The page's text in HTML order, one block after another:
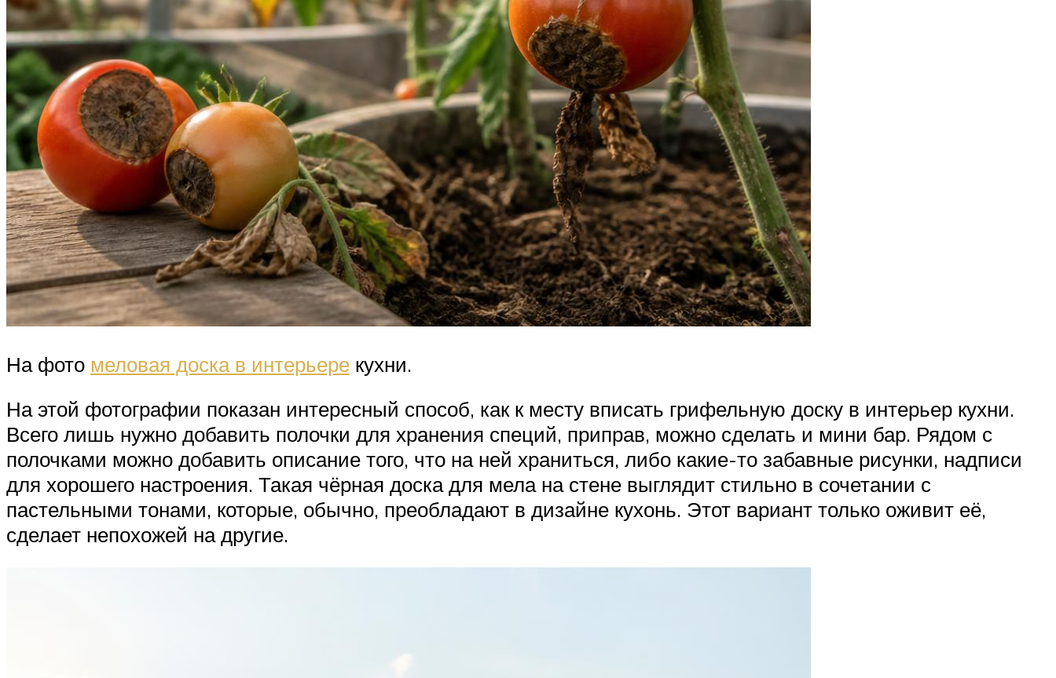
На фото меловая доска в интерьере кухни.
На этой фотографии показан интересный способ, как к месту вписать грифельную доску в интерьер кухни.
Всего лишь нужно добавить полочки для хранения специй, приправ, можно сделать и мини бар. Рядом с
полочками можно добавить описание того, что на ней храниться, либо какие-то забавные рисунки, надписи
для хорошего настроения. Такая чёрная доска для мела на стене выглядит стильно в сочетании с
пастельными тонами, которые, обычно, преобладают в дизайне кухонь. Этот вариант только оживит её,
сделает непохожей на другие.